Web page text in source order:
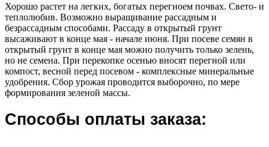
Хорошо растет на легких, богатых перегноем почвах. Свето- и
теплолюбив. Возможно выращивание рассадным и
безрассадным способами. Рассаду в открытый грунт
высаживают в конце мая - начале июня. При посеве семян в
открытый грунт в конце мая можно получить только зелень,
но не семена. При перекопке осенью вносят перегной или
компост, весной перед посевом - комплексные минеральные
удобрения. Сбор урожая проводится выборочно, по мере
формирования зеленой массы.
Способы оплаты заказа: